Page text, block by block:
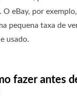
O eBay, por
pequena taxa de
usado.
fazer antes